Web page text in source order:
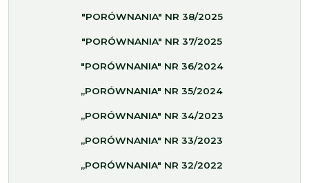
"PORÓWNANIA" NR 38/2025
"PORÓWNANIA" NR 37/2025
"PORÓWNANIA" NR 36/2024
„PORÓWNANIA" NR 35/2024
„PORÓWNANIA" NR 34/2023
„PORÓWNANIA" NR 33/2023
„PORÓWNANIA" NR 32/2022